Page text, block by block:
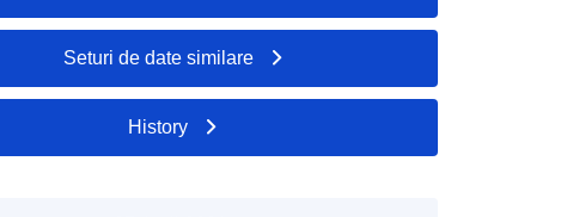
Seturi de date similare
History